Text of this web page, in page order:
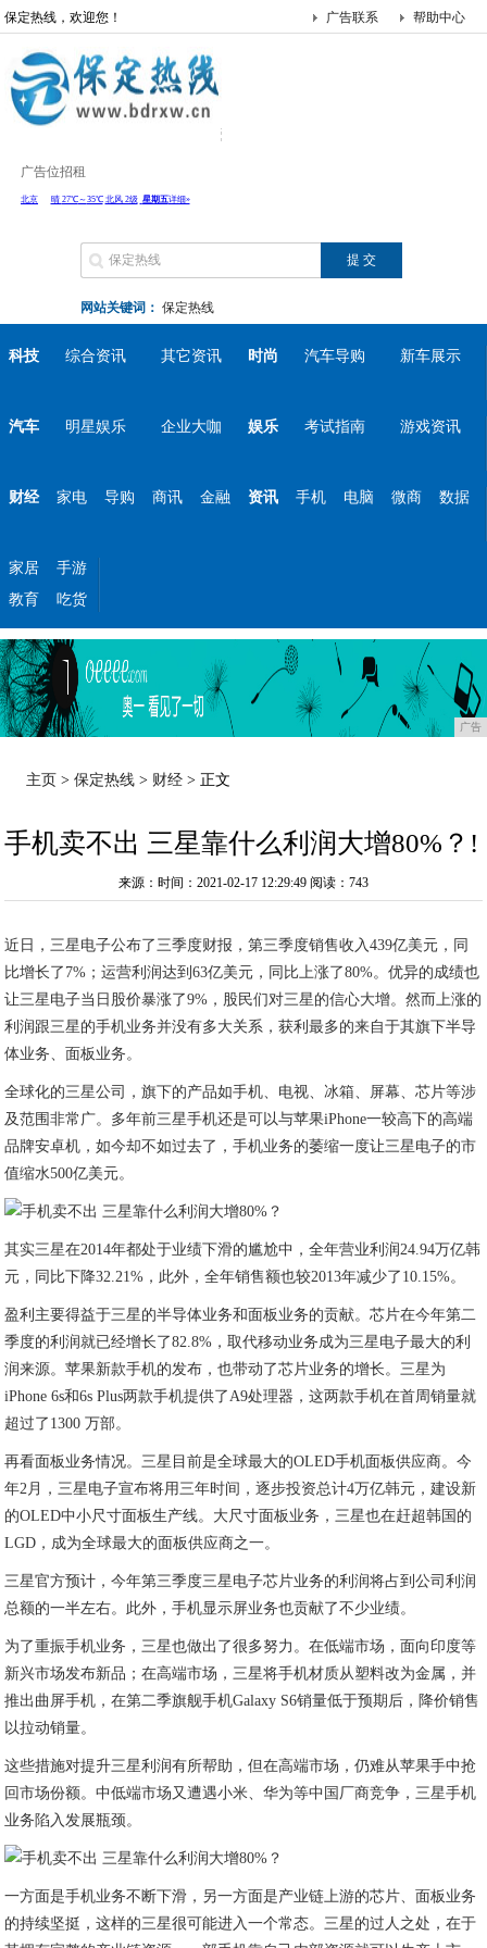
保定热线，欢迎您！ 帮助中心
广告联系
广告位招租
网站关键词： 保定热线
科技 综合资讯 其它资讯 时尚 汽车导购 新车展示
汽车 明星娱乐 企业大咖 娱乐 考试指南 游戏资讯
财经 家电 导购 商讯 金融 资讯 手机 电脑 微商 数据
家居
手游
教育
吃货
广告
主页 >保定热线 > 财经 > 正文
手机卖不出 三星靠什么利润大增80%？!
来源：时间：2021-02-17 12:29:49 阅读：743
近日，三星电子公布了三季度财报，第三季度销售收入439亿美元，同
比增长了7%；运营利润达到63亿美元，同比上涨了80%。优异的成绩也
让三星电子当日股价暴涨了9%，股民们对三星的信心大增。然而上涨的
利润跟三星的手机业务并没有多大关系，获利最多的来自于其旗下半导
体业务、面板业务。
全球化的三星公司，旗下的产品如手机、电视、冰箱、屏幕、芯片等涉
及范围非常广。多年前三星手机还是可以与苹果iPhone一较高下的高端
品牌安卓机，如今却不如过去了，手机业务的萎缩一度让三星电子的市
值缩水500亿美元。
其实三星在2014年都处于业绩下滑的尴尬中，全年营业利润24.94万亿韩
元，同比下降32.21%，此外，全年销售额也较2013年减少了10.15%。
盈利主要得益于三星的半导体业务和面板业务的贡献。芯片在今年第二
季度的利润就已经增长了82.8%，取代移动业务成为三星电子最大的利
润来源。苹果新款手机的发布，也带动了芯片业务的增长。三星为
iPhone 6s和6s Plus两款手机提供了A9处理器，这两款手机在首周销量就
超过了1300 万部。
再看面板业务情况。三星目前是全球最大的OLED手机面板供应商。今
年2月，三星电子宣布将用三年时间，逐步投资总计4万亿韩元，建设新
的OLED中小尺寸面板生产线。大尺寸面板业务，三星也在赶超韩国的
LGD，成为全球最大的面板供应商之一。
三星官方预计，今年第三季度三星电子芯片业务的利润将占到公司利润
总额的一半左右。此外，手机显示屏业务也贡献了不少业绩。
为了重振手机业务，三星也做出了很多努力。在低端市场，面向印度等
新兴市场发布新品；在高端市场，三星将手机材质从塑料改为金属，并
推出曲屏手机，在第二季旗舰手机Galaxy S6销量低于预期后，降价销售
以拉动销量。
这些措施对提升三星利润有所帮助，但在高端市场，仍难从苹果手中抢
回市场份额。中低端市场又遭遇小米、华为等中国厂商竞争，三星手机
业务陷入发展瓶颈。
一方面是手机业务不断下滑，另一方面是产业链上游的芯片、面板业务
的持续坚挺，这样的三星很可能进入一个常态。三星的过人之处，在于